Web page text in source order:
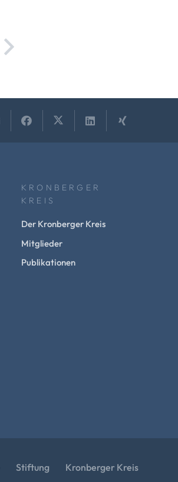
KRONBERGER
KREIS
Der Kronberger Kreis
Mitglieder
Publikationen
Stiftung Kronberger Kreis